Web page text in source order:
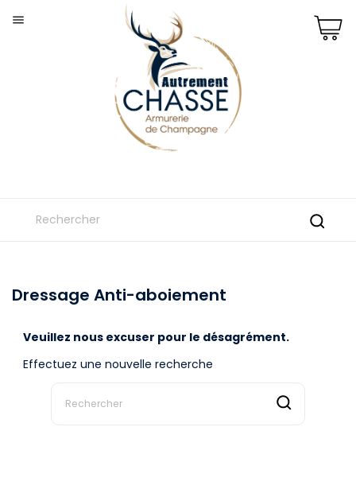

Dressage Anti-aboiement
Veuillez nous excuser pour le désagrément.
Effectuez une nouvelle recherche